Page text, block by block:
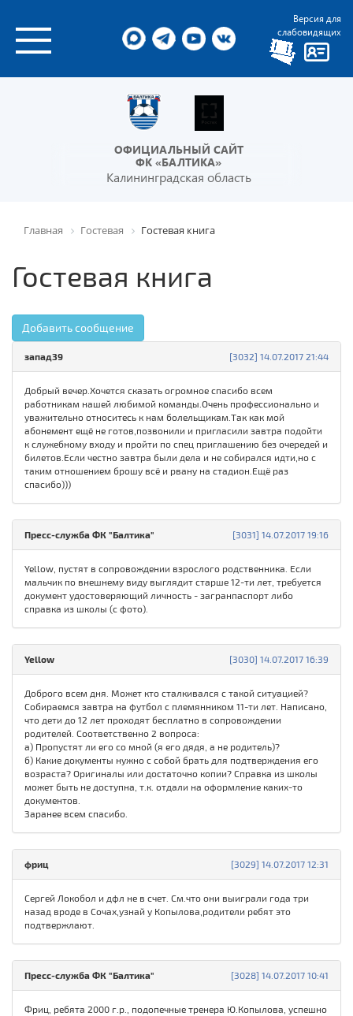
Версия для
слабовидящих
ОФИЦИАЛЬНЫЙ САЙТ
ФК «БАЛТИКА»
Калининградская область
Главная Гостевая Гостевая книга
Гостевая книга
Добавить сообщение
[3032] 14.07.2017 21:44
запад39
Добрый вечер.Хочется сказать огромное спасибо всем
работникам нашей любимой команды.Очень профессионально и
уважительно относитесь к нам болельщикам.Так как мой
абонемент ещё не готов,позвонили и пригласили завтра подойти
к служебному входу и пройти по спец приглашению без очередей и
билетов.Если честно завтра были дела и не собирался идти,но с
таким отношением брошу всё и рвану на стадион.Ещё раз
спасибо)))
[3031] 14.07.2017 19:16
Пресс-служба ФК "Балтика"
Yellow, пустят в сопровождении взрослого родственника. Если
мальчик по внешнему виду выглядит старше 12-ти лет, требуется
документ удостоверяющий личность - загранпаспорт либо
справка из школы (с фото).
[3030] 14.07.2017 16:39
Yellow
Доброго всем дня. Может кто сталкивался с такой ситуацией?
Собираемся завтра на футбол с племянником 11-ти лет. Написано,
что дети до 12 лет проходят бесплатно в сопровождении
родителей. Соответственно 2 вопроса:
а) Пропустят ли его со мной (я его дядя, а не родитель)?
б) Какие документы нужно с собой брать для подтверждения его
возраста? Оригиналы или достаточно копии? Справка из школы
может быть не доступна, т.к. отдали на оформление каких-то
документов.
Заранее всем спасибо.
[3029] 14.07.2017 12:31
фриц
Сергей Локобол и дфл не в счет. См.что они выиграли года три
назад вроде в Сочах,узнай у Копылова,родители ребят это
подтвержлают.
[3028] 14.07.2017 10:41
Пресс-служба ФК "Балтика"
Фриц, ребята 2000 г.р., подопечные тренера Ю.Копылова, успешно